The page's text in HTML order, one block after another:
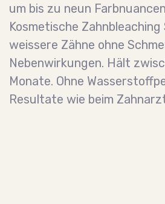
um bis zu neun
Kosmetische
weissere Zähne ohne
Nebenwirkungen. Hält
Monate. Ohne
Resultate wie beim